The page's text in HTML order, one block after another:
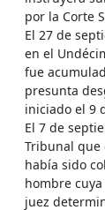
por la Corte
El 27 de
en el
fue
presunta
iniciado el 9
El 7 de
Tribunal que
había sido
hombre
juez